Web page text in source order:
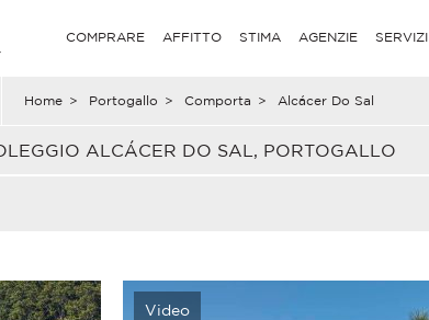
COMPRARE AFFITTO STIMA AGENZIE SERVIZI
Home > Portogallo > Comporta > Alcácer Do Sal
ALCÁCER DO SAL, PORTOGALLO
Video